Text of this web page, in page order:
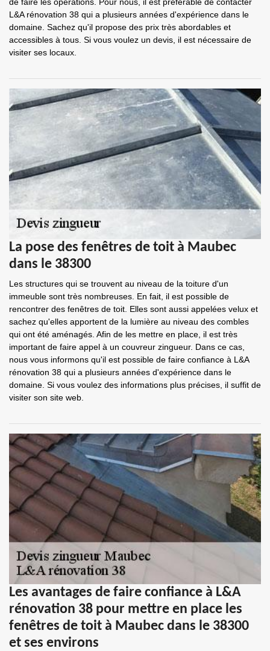
L&A rénovation 38 qui a plusieurs années d'expérience dans le
domaine. Sachez qu'il propose des prix très abordables et
accessibles à tous. Si vous voulez un devis, il est nécessaire de
visiter ses locaux.
La pose des fenêtres de toit à Maubec
dans le 38300
Les structures qui se trouvent au niveau de la toiture d'un
immeuble sont très nombreuses. En fait, il est possible de
rencontrer des fenêtres de toit. Elles sont aussi appelées velux et
sachez qu'elles apportent de la lumière au niveau des combles
qui ont été aménagés. Afin de les mettre en place, il est très
important de faire appel à un couvreur zingueur. Dans ce cas,
nous vous informons qu'il est possible de faire confiance à L&A
rénovation 38 qui a plusieurs années d'expérience dans le
domaine. Si vous voulez des informations plus précises, il suffit de
visiter son site web.
Les avantages de faire confiance à L&A
rénovation 38 pour mettre en place les
fenêtres de toit à Maubec dans le 38300
et ses environs